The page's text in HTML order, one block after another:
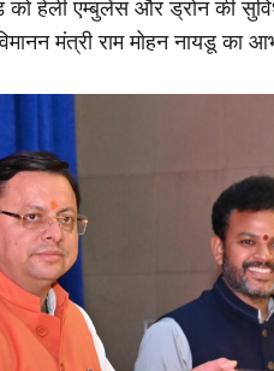
को हेली एम्बुलेंस और ड्रोन की
मंत्री राम मोहन नायडू का